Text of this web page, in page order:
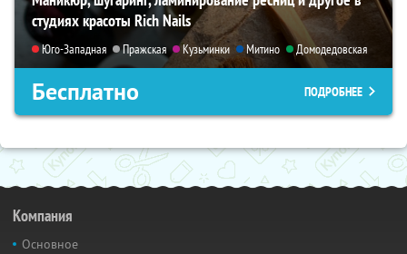
студиях красоты Rich Nails
Юго-Западная Пражская Кузьминки Митино Домодедовская
Бесплатно ПОДРОБНЕЕ
Компания
Основное